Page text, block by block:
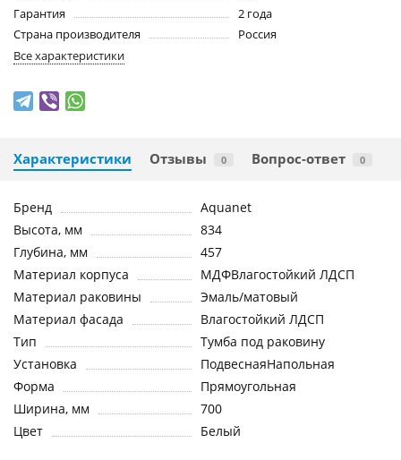
Гарантия
2 года
Страна производителя
Россия
Все характеристики
Характеристики Отзывы 0 Вопрос-ответ 0
Бренд
Aquanet
Высота, мм
834
Глубина, мм
457
Материал корпуса
МДФВлагостойкий ЛДСП
Материал раковины
Эмаль/матовый
Материал фасада
Влагостойкий ЛДСП
Тип
Тумба под раковину
Установка
ПодвеснаяНапольная
Форма
Прямоугольная
Ширина, мм
700
Цвет
Белый